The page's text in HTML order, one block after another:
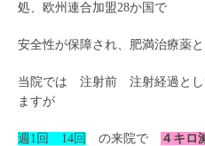
処、欧州連合加盟28か国で
安全性が保障され、肥満治療薬
当院では 注射前 注射経過と
ますが
週1回 14回 の来院で ４キロ